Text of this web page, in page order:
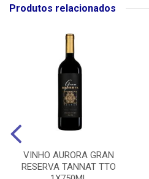
Produtos relacionados
VINHO AURORA GRAN
RESERVA TANNAT TTO